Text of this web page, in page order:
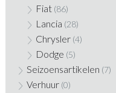
Fiat (86)
Lancia (28)
Chrysler (4)
Dodge (5)
Seizoensartikelen (7)
Verhuur (0)